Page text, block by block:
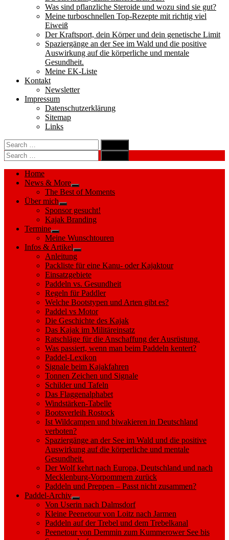
Was sind pflanzliche Steroide und wozu sind sie gut?
Meine turboschnellen Top-Rezepte mit richtig viel
Eiweiß
Der Kraftsport, dein Körper und dein genetische Limit
Spaziergänge an der See im Wald und die positive
Auswirkung auf die körperliche und mentale
Gesundheit.
Meine EK-Liste
Kontakt
Newsletter
Impressum
Datenschutzerklärung
Sitemap
Links
Search
for:
Search
Search
for:
Search
Home
News & More
Show
sub
The Best of Moments
Über mich
Show
sub
menu
Sponsor gesucht!
Kajak Branding
Termine
Show
sub
menu
Meine Wunschtouren
Infos & Artikel
Show
sub
menu
Anleitung
Packliste für eine Kanu- oder Kajaktour
Einsatzgebiete
Paddeln vs. Gesundheit
Regeln für Paddler
Welche Bootstypen und Arten gibt es?
Paddel vs Motor
Die Geschichte des Kajak
Das Kajak im Militäreinsatz
Ratschläge für die Anschaffung der Ausrüstung.
Was passiert, wenn man beim Paddeln kentert?
Paddel-Lexikon
Signale beim Kajakfahren
Tonnen Zeichen und Signale
Schilder und Tafeln
Das Flaggenalphabet
Windstärken-Tabelle
Bootsverleih Rostock
Ist Wildcampen und biwakieren in Deutschland
verboten?
Spaziergänge an der See im Wald und die positive
Auswirkung auf die körperliche und mentale
Gesundheit.
Der Wolf kehrt nach Europa, Deutschland und nach
Mecklenburg-Vorpommern zurück
Paddeln und Preppen – Passt nicht zusammen?
Paddel-Archiv
Show
sub
menu
Von Userin nach Dalmsdorf
Kleine Peenetour von Loitz nach Jarmen
Paddeln auf der Trebel und dem Trebelkanal
Peenetour von Demmin zum Kummerower See bis